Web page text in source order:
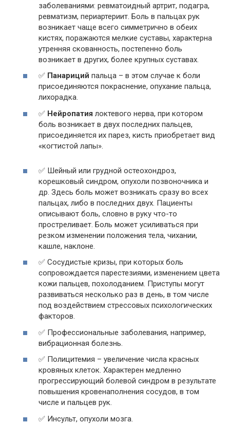
заболеваниями: ревматоидный артрит, подагра,
ревматизм, периартериит. Боль в пальцах рук
возникает чаще всего симметрично в обеих
кистях, поражаются мелкие суставы, характерна
утренняя скованность, постепенно боль
возникает в других, более крупных суставах.
✅ Панариций пальца – в этом случае к боли
присоединяются покраснение, опухание пальца,
лихорадка.
✅ Нейропатия локтевого нерва, при котором
боль возникает в двух последних пальцев,
присоединяется их парез, кисть приобретает вид
«когтистой лапы».
✅ Шейный или грудной остеохондроз,
корешковый синдром, опухоли позвоночника и
др. Здесь боль может возникать сразу во всех
пальцах, либо в последних двух. Пациенты
описывают боль, словно в руку что-то
простреливает. Боль может усиливаться при
резком изменении положения тела, чихании,
кашле, наклоне.
✅ Сосудистые кризы, при которых боль
сопровождается парестезиями, изменением цвета
кожи пальцев, похолоданием. Приступы могут
развиваться несколько раз в день, в том числе
под воздействием стрессовых психологических
факторов.
✅ Профессиональные заболевания, например,
вибрационная болезнь.
✅ Полицитемия – увеличение числа красных
кровяных клеток. Характерен медленно
прогрессирующий болевой синдром в результате
повышения кровенаполнения сосудов, в том
числе и пальцев рук.
✅ Инсульт, опухоли мозга.